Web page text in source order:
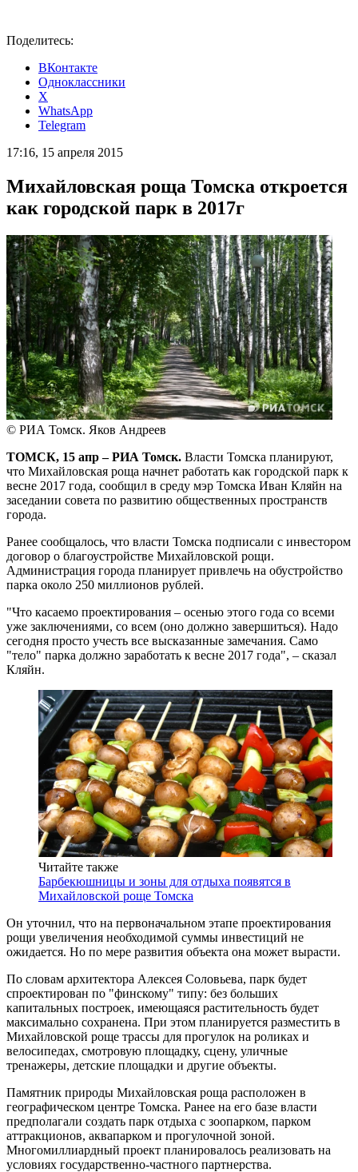
Поделитесь:
ВКонтакте
Одноклассники
X
WhatsApp
Telegram
17:16, 15 апреля 2015
Михайловская роща Томска откроется
как городской парк в 2017г
© РИА Томск. Яков Андреев
ТОМСК, 15 апр – РИА Томск. Власти Томска планируют,
что Михайловская роща начнет работать как городской парк к
весне 2017 года, сообщил в среду мэр Томска Иван Кляйн на
заседании совета по развитию общественных пространств
города.
Ранее сообщалось, что власти Томска подписали с инвестором
договор о благоустройстве Михайловской рощи.
Администрация города планирует привлечь на обустройство
парка около 250 миллионов рублей.
"Что касаемо проектирования – осенью этого года со всеми
уже заключениями, со всем (оно должно завершиться). Надо
сегодня просто учесть все высказанные замечания. Само
"тело" парка должно заработать к весне 2017 года", – сказал
Кляйн.
Читайте также
Барбекюшницы и зоны для отдыха появятся в
Михайловской роще Томска
Он уточнил, что на первоначальном этапе проектирования
рощи увеличения необходимой суммы инвестиций не
ожидается. Но по мере развития объекта она может вырасти.
По словам архитектора Алексея Соловьева, парк будет
спроектирован по "финскому" типу: без больших
капитальных построек, имеющаяся растительность будет
максимально сохранена. При этом планируется разместить в
Михайловской роще трассы для прогулок на роликах и
велосипедах, смотровую площадку, сцену, уличные
тренажеры, детские площадки и другие объекты.
Памятник природы Михайловская роща расположен в
географическом центре Томска. Ранее на его базе власти
предполагали создать парк отдыха с зоопарком, парком
аттракционов, аквапарком и прогулочной зоной.
Многомиллиардный проект планировалось реализовать на
условиях государственно-частного партнерства.